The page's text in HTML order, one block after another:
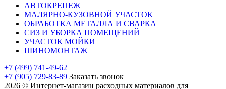
АВТОКРЕПЕЖ
МАЛЯРНО-КУЗОВНОЙ УЧАСТОК
ОБРАБОТКА МЕТАЛЛА И СВАРКА
СИЗ И УБОРКА ПОМЕЩЕНИЙ
УЧАСТОК МОЙКИ
ШИНОМОНТАЖ
+7 (499) 741-49-62
+7 (905) 729-83-89 Заказать звонок
2026 © Интернет-магазин расходных материалов для